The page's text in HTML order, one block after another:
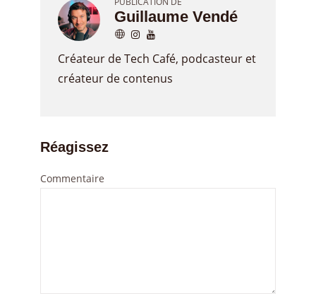
Guillaume Vendé
Créateur de Tech Café, podcasteur et
créateur de contenus
Réagissez
Commentaire